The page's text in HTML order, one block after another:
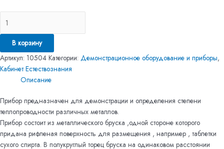
В корзину
Артикул: 10504 Категории: Демонстрационное оборудование и приборы,
Кабинет Естествознания
Описание
Прибор предназначен для демонстрации и определения степени
теплопроводности различных металлов.
Прибор состоит из металлического бруска ,одной стороне которого
придана рифленая поверхность для размещения , например , таблетки
сухого спирта. В полукруглый торец бруска на одинаковом расстоянии